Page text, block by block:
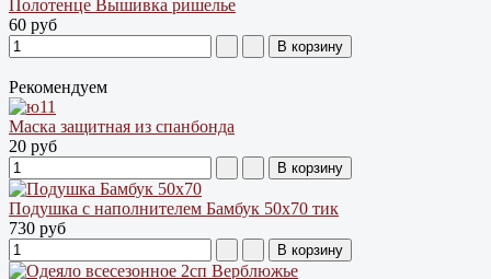
Полотенце Вышивка ришелье
60 руб
Рекомендуем
Маска защитная из спанбонда
20 руб
Подушка с наполнителем Бамбук 50х70 тик
730 руб